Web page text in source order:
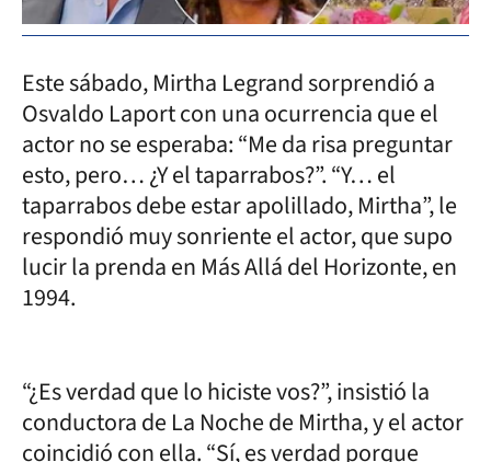
Este sábado, Mirtha Legrand sorprendió a
Osvaldo Laport con una ocurrencia que el
actor no se esperaba: “Me da risa preguntar
esto, pero… ¿Y el taparrabos?”. “Y… el
taparrabos debe estar apolillado, Mirtha”, le
respondió muy sonriente el actor, que supo
lucir la prenda en Más Allá del Horizonte, en
1994.
“¿Es verdad que lo hiciste vos?”, insistió la
conductora de La Noche de Mirtha, y el actor
coincidió con ella. “Sí, es verdad porque